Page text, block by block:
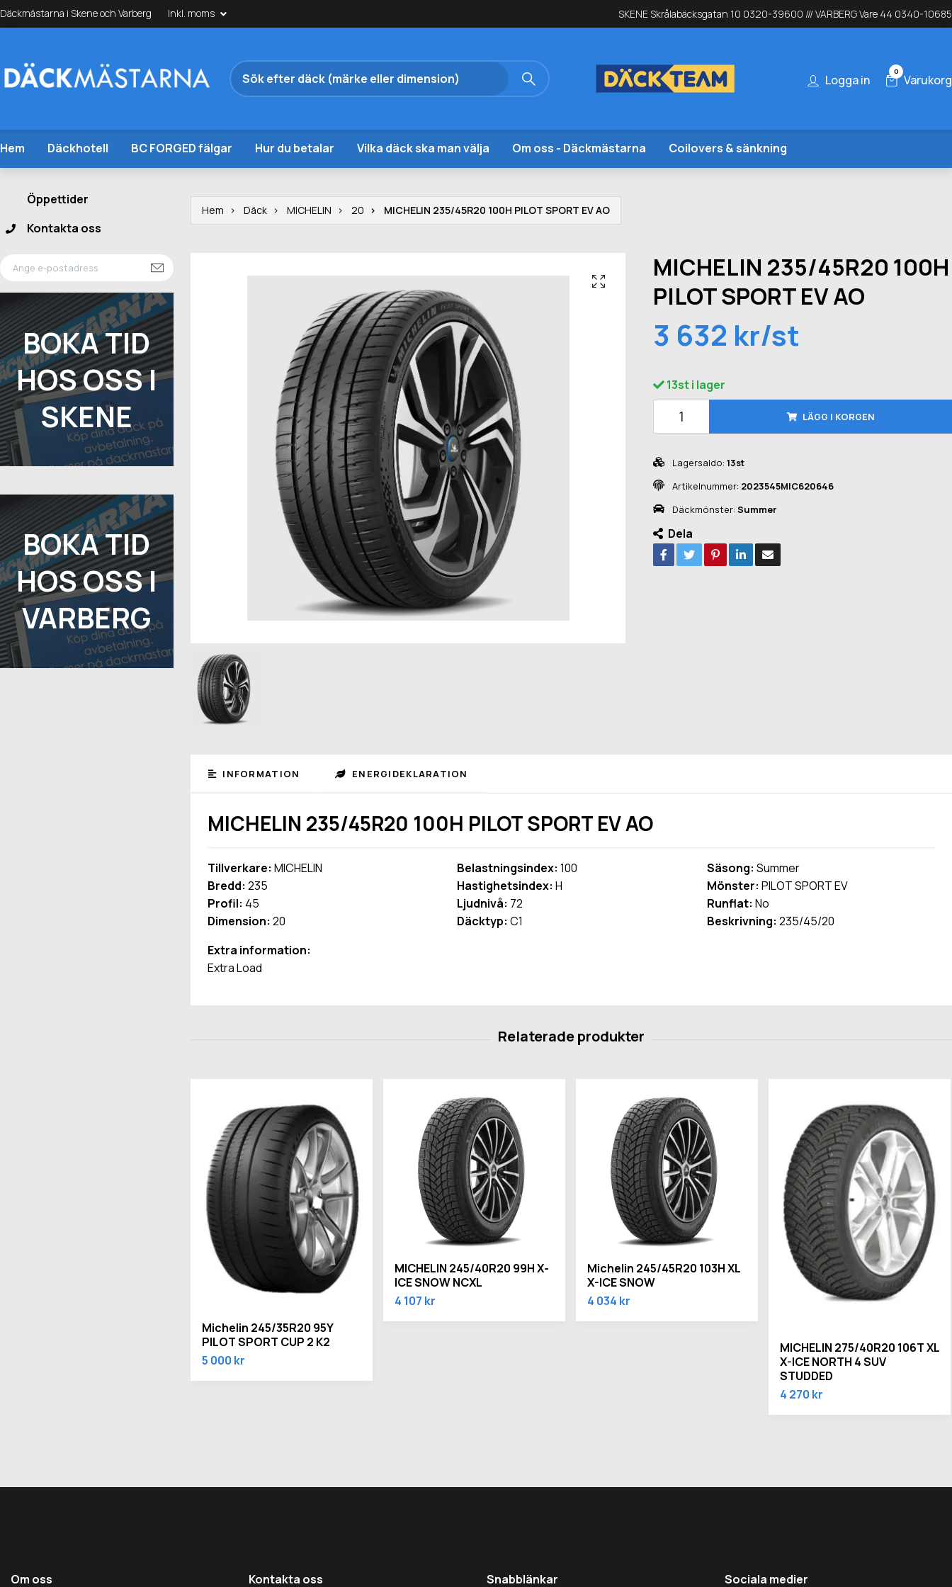
Däckmästarna i Skene och Varberg Inkl. moms SKENE Skrålabäcksgatan 10 0320-39600 /// VARBERG Vare 44 0340-10685
Logga in
0
Varukorg
Hem Däckhotell BC FORGED fälgar Hur du betalar Vilka däck ska man välja Om oss - Däckmästarna Coilovers & sänkning
Öppettider
Kontakta oss
BOKA TID
HOS OSS I
SKENE
BOKA TID
HOS OSS I
VARBERG
Hem Däck MICHELIN 20 MICHELIN 235/45R20 100H PILOT SPORT EV AO
MICHELIN 235/45R20 100H
PILOT SPORT EV AO
3 632 kr/st
13st i lager
LÄGG I KORGEN
Lagersaldo: 13st
Artikelnummer: 2023545MIC620646
Däckmönster: Summer
Dela
INFORMATION ENERGIDEKLARATION
MICHELIN 235/45R20 100H PILOT SPORT EV AO
Tillverkare: MICHELIN
Bredd: 235
Profil: 45
Dimension: 20
Belastningsindex: 100
Hastighetsindex: H
Ljudnivå: 72
Däcktyp: C1
Säsong: Summer
Mönster: PILOT SPORT EV
Runflat: No
Beskrivning: 235/45/20
Extra information:
Extra Load
Michelin 245/35R20 95Y
PILOT SPORT CUP 2 K2
5 000 kr
MICHELIN 245/40R20 99H X-
ICE SNOW NCXL
4 107 kr
Michelin 245/45R20 103H XL
X-ICE SNOW
4 034 kr
MICHELIN 275/40R20 106T XL
X-ICE NORTH 4 SUV
STUDDED
4 270 kr
Om oss Kontakta oss Snabblänkar Sociala medier